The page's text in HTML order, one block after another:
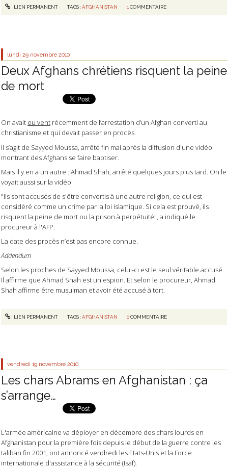
LIEN PERMANENT TAGS :AFGHANISTAN 1 COMMENTAIRE
lundi 29 novembre 2010
Deux Afghans chrétiens risquent la peine
de mort
On avait eu vent récemment de l’arrestation d’un Afghan converti au
christianisme et qui devait passer en procès.
Il s’agit de Sayyed Moussa, arrêté fin mai après la diffusion d'une vidéo
montrant des Afghans se faire baptiser.
Mais il y en a un autre : Ahmad Shah, arrêté quelques jours plus tard. On le
voyait aussi sur la vidéo.
"Ils sont accusés de s'être convertis à une autre religion, ce qui est
considéré comme un crime par la loi islamique. Si cela est prouvé, ils
risquent la peine de mort ou la prison à perpétuité", a indiqué le
procureur à l'AFP.
La date des procès n’est pas encore connue.
Addendum
Selon les proches de Sayyed Moussa, celui-ci est le seul véritable accusé.
Il affirme que Ahmad Shah est un espion. Et selon le procureur, Ahmad
Shah affirme être musulman et avoir été accusé à tort.
LIEN PERMANENT TAGS :AFGHANISTAN 0COMMENTAIRE
vendredi 19 novembre 2010
Les chars Abrams en Afghanistan : ça
s’arrange…
L'armée américaine va déployer en décembre des chars lourds en
Afghanistan pour la première fois depuis le début de la guerre contre les
taliban fin 2001, ont annoncé vendredi les Etats-Unis et la Force
internationale d'assistance à la sécurité (Isaf).